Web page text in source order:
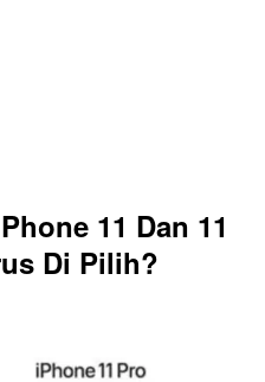
11 Dan 11
Di Pilih?